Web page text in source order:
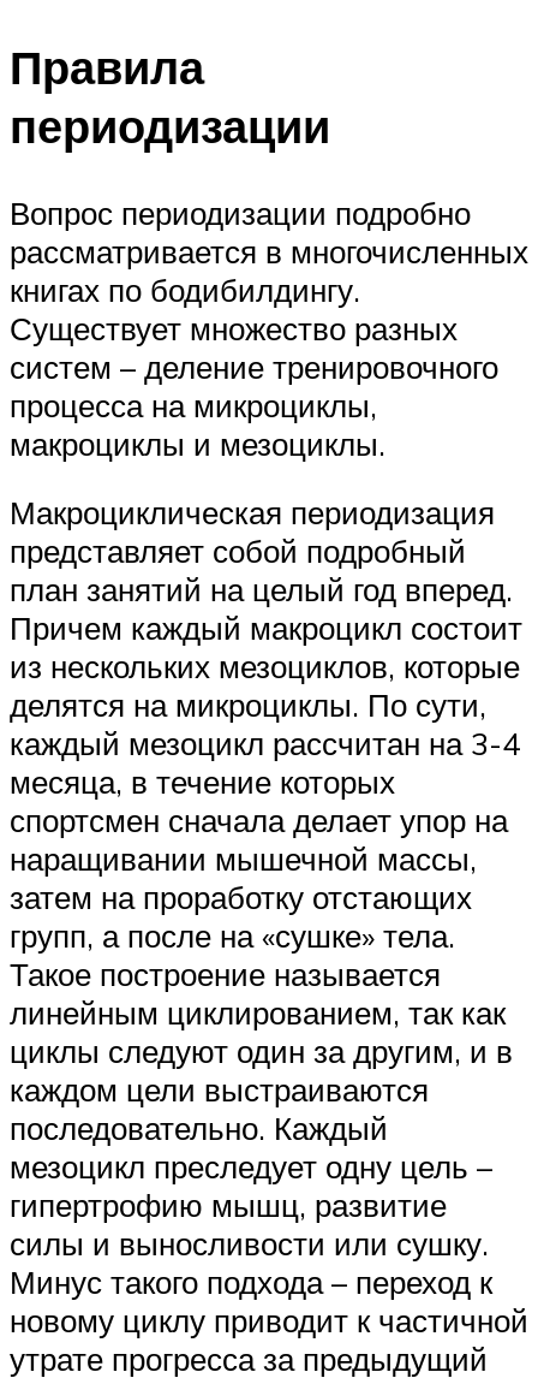
Правила
периодизации
Вопрос периодизации подробно
рассматривается в многочисленных
книгах по бодибилдингу.
Существует множество разных
систем – деление тренировочного
процесса на микроциклы,
макроциклы и мезоциклы.
Макроциклическая периодизация
представляет собой подробный
план занятий на целый год вперед.
Причем каждый макроцикл состоит
из нескольких мезоциклов, которые
делятся на микроциклы. По сути,
каждый мезоцикл рассчитан на 3-4
месяца, в течение которых
спортсмен сначала делает упор на
наращивании мышечной массы,
затем на проработку отстающих
групп, а после на «сушке» тела.
Такое построение называется
линейным циклированием, так как
циклы следуют один за другим, и в
каждом цели выстраиваются
последовательно. Каждый
мезоцикл преследует одну цель –
гипертрофию мышц, развитие
силы и выносливости или сушку.
Минус такого подхода – переход к
новому циклу приводит к частичной
утрате прогресса за предыдущий